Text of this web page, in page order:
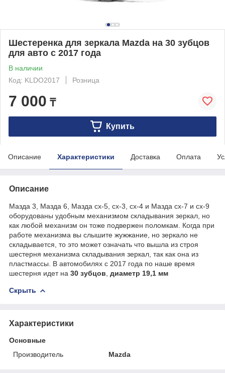
Шестеренка для зеркала Mazda на 30 зубцов
для авто с 2017 года
В наличии
Код: KLDO2017
Розница
7 000 ₸
Купить
Описание Характеристики Доставка Оплата
Описание
Мазда 3, Мазда 6, Мазда cx-5, cx-3, cx-4 и Мазда cx-7 и cx-9
оборудованы удобным механизмом складывания зеркал, но
как любой механизм он тоже подвержен поломкам. Когда при
работе механизма вы слышите жужжание, но зеркало не
складывается, то это может означать что вышла из строя
шестерня механизма складывания зеркал, так как она из
пластмассы. В автомобилях с 2017 года по наше время
шестерня идет на 30 зубцов диаметр 19,1 мм
Скрыть
Характеристики
Основные
Производитель
Mazda